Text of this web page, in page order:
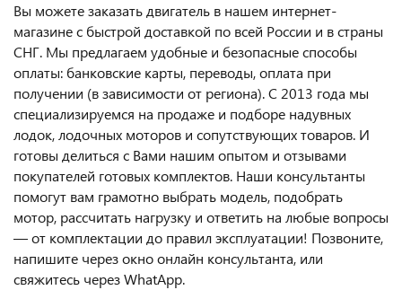
Вы можете заказать двигатель в нашем интернет-
магазине с быстрой доставкой по всей России и в страны
СНГ. Мы предлагаем удобные и безопасные способы
оплаты: банковские карты, переводы, оплата при
получении (в зависимости от региона). С 2013 года мы
специализируемся на продаже и подборе надувных
лодок, лодочных моторов и сопутствующих товаров. И
готовы делиться с Вами нашим опытом и отзывами
покупателей готовых комплектов. Наши консультанты
помогут вам грамотно выбрать модель, подобрать
мотор, рассчитать нагрузку и ответить на любые вопросы
— от комплектации до правил эксплуатации! Позвоните,
напишите через окно онлайн консультанта, или
свяжитесь через WhatApp.